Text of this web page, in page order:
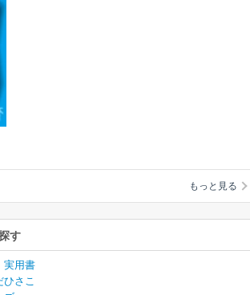
もっと見る
す
実用書
ひさこ